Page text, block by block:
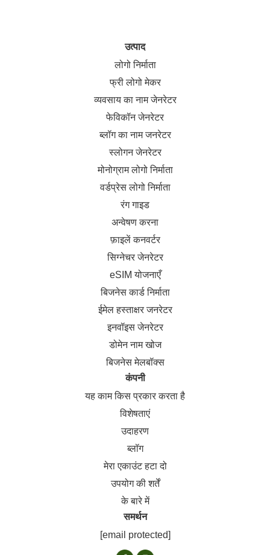
उत्पाद
लोगो निर्माता
फ्री लोगो मेकर
व्यवसाय का नाम जेनरेटर
फेविकॉन जेनरेटर
ब्लॉग का नाम जनरेटर
स्लोगन जेनरेटर
मोनोग्राम लोगो निर्माता
वर्डप्रेस लोगो निर्माता
रंग गाइड
अन्वेषण करना
फ़ाइलें कनवर्टर
सिग्नेचर जेनरेटर
eSIM योजनाएँ
बिजनेस कार्ड निर्माता
ईमेल हस्ताक्षर जनरेटर
इनवॉइस जेनरेटर
डोमेन नाम खोज
बिजनेस मेलबॉक्स
कंपनी
यह काम किस प्रकार करता है
विशेषताएं
उदाहरण
ब्लॉग
मेरा एकाउंट हटा दो
उपयोग की शर्तें
के बारे में
समर्थन
[email protected]